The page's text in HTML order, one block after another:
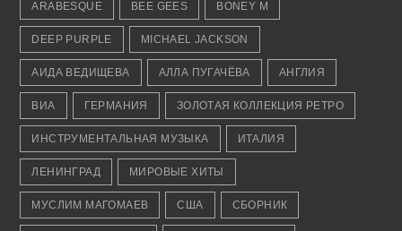
ARABESQUE BEE GEES BONEY M
DEEP PURPLE MICHAEL JACKSON
АИДА ВЕДИЩЕВА АЛЛА ПУГАЧЁВА АНГЛИЯ
ВИА ГЕРМАНИЯ ЗОЛОТАЯ КОЛЛЕКЦИЯ РЕТРО
ИНСТРУМЕНТАЛЬНАЯ МУЗЫКА ИТАЛИЯ
ЛЕНИНГРАД МИРОВЫЕ ХИТЫ
МУСЛИМ МАГОМАЕВ США СБОРНИК